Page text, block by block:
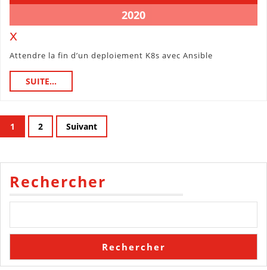
20202020
20201
janvier
x
Attendre la fin d’un deploiement K8s avec Ansible
SUITE...
Pagination
des
publications
1 2 Suivant
Rechercher
Rechercher